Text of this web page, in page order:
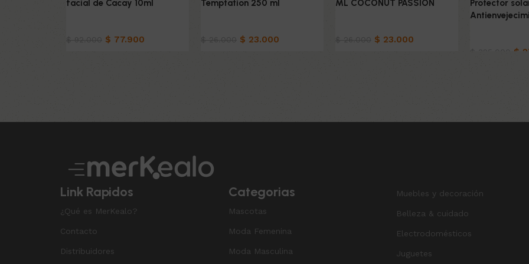
facial de Cacay 10ml
$ 77.900
Temptation 250 ml
$ 23.000
ML COCONUT PASSION
$ 23.000
Protector
$
Link Rapidos
¿Qué es MerKealo?
Contacto
Distribuidores
Categorias
Mascotas
Moda Femenina
Moda Masculina
Muebles y decoración
Belleza & cuidado
Electrodomésticos
Juguetes